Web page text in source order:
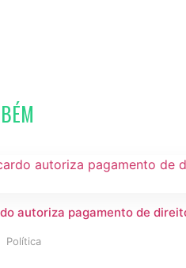
autoriza pagamento de
Política